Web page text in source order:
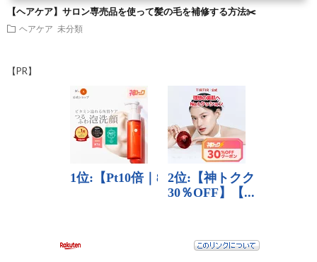
【ヘアケア】サロン専売品を使って髪の毛を補修する方法✂️
ヘアケア 未分類
【PR】